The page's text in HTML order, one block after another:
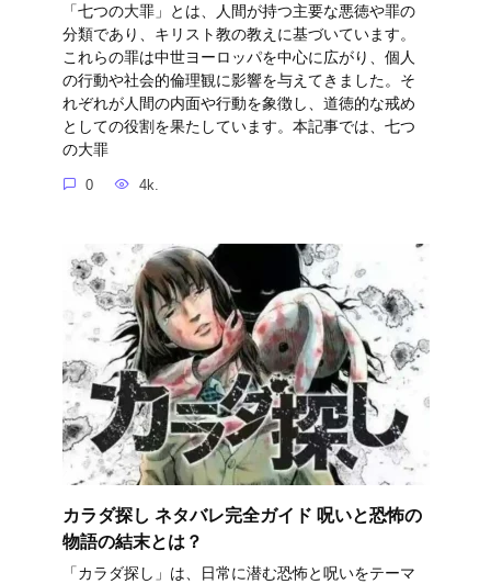
「七つの大罪」とは、人間が持つ主要な悪徳や罪の
分類であり、キリスト教の教えに基づいています。
これらの罪は中世ヨーロッパを中心に広がり、個人
の行動や社会的倫理観に影響を与えてきました。そ
れぞれが人間の内面や行動を象徴し、道徳的な戒め
としての役割を果たしています。本記事では、七つ
の大罪
0 4k.
カラダ探し ネタバレ完全ガイド 呪いと恐怖の
物語の結末とは？
「カラダ探し」は、日常に潜む恐怖と呪いをテーマ